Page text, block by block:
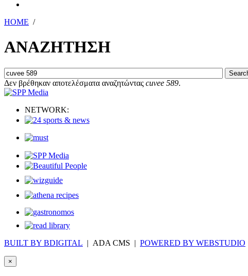
HOME /
ΑΝΑΖΗΤΗΣΗ
Δεν βρέθηκαν αποτελέσματα αναζητώντας cuvee 589.
NETWORK:
BUILT BY BDIGITAL | ADA CMS | POWERED BY WEBSTUDIO
×